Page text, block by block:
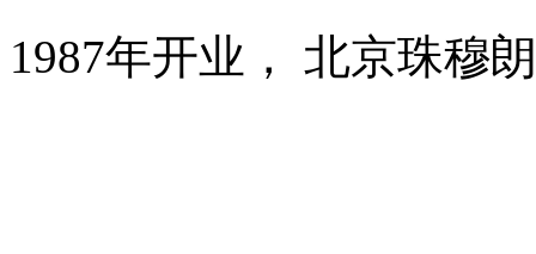
1987年开业， 北京珠